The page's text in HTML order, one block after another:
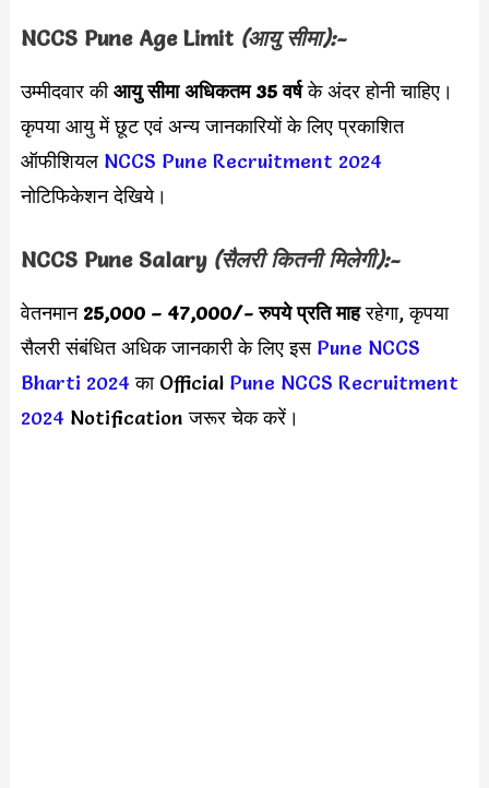
NCCS Pune Age Limit (आयु सीमा):-
उम्मीदवार कीआयु सीमा अधिकतम 35 वर्षके अंदर होनी चाहिए।
कृपया आयु में छूट एवं अन्य जानकारियों के लिए प्रकाशित
ऑफीशियल NCCS Pune Recruitment 2024
नोटिफिकेशन देखिये।
NCCS Pune Salary (सैलरी कितनी मिलेगी):-
वेतनमान25,000 – 47,000/-रुपये प्रति माहरहेगा, कृपया
सैलरी संबंधित अधिक जानकारी के लिए इस Pune NCCS
Bharti 2024 का Official Pune NCCS Recruitment
2024 Notification जरूर चेक करें।